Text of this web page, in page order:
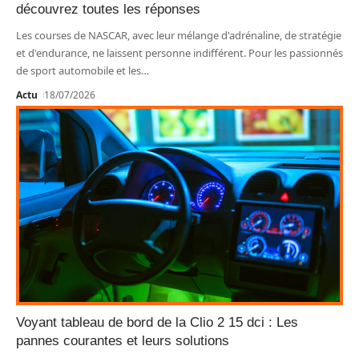
découvrez toutes les réponses
Les courses de NASCAR, avec leur mélange d'adrénaline, de stratégie
et d'endurance, ne laissent personne indifférent. Pour les passionnés
de sport automobile et les…
Actu 18/07/2026
Voyant tableau de bord de la Clio 2 15 dci : Les
pannes courantes et leurs solutions